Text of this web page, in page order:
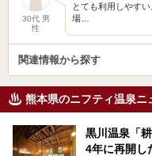
30代 男
性
とても利用しやす
場…
関連情報から探す
熊本県のニフティ温泉ニ
黒川温泉「
4年に再開し